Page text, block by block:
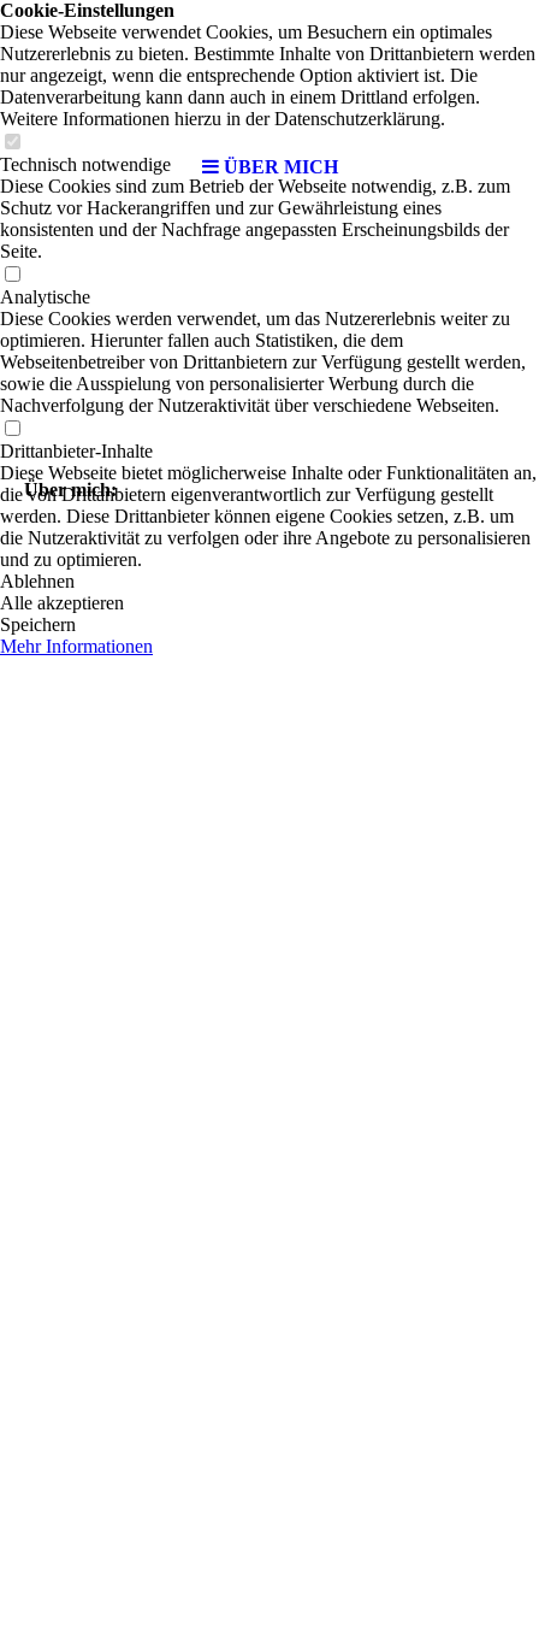
ÜBER MICH
Über mich:
Cookie-Einstellungen
Diese Webseite verwendet Cookies, um Besuchern ein optimales
Nutzererlebnis zu bieten. Bestimmte Inhalte von Drittanbietern werden
nur angezeigt, wenn die entsprechende Option aktiviert ist. Die
Datenverarbeitung kann dann auch in einem Drittland erfolgen.
Weitere Informationen hierzu in der Datenschutzerklärung.
Technisch notwendige
Diese Cookies sind zum Betrieb der Webseite notwendig, z.B. zum
Schutz vor Hackerangriffen und zur Gewährleistung eines
konsistenten und der Nachfrage angepassten Erscheinungsbilds der
Seite.
Analytische
Diese Cookies werden verwendet, um das Nutzererlebnis weiter zu
optimieren. Hierunter fallen auch Statistiken, die dem
Webseitenbetreiber von Drittanbietern zur Verfügung gestellt werden,
sowie die Ausspielung von personalisierter Werbung durch die
Nachverfolgung der Nutzeraktivität über verschiedene Webseiten.
Drittanbieter-Inhalte
Diese Webseite bietet möglicherweise Inhalte oder Funktionalitäten an,
die von Drittanbietern eigenverantwortlich zur Verfügung gestellt
werden. Diese Drittanbieter können eigene Cookies setzen, z.B. um
die Nutzeraktivität zu verfolgen oder ihre Angebote zu personalisieren
und zu optimieren.
Ablehnen
Alle akzeptieren
Speichern
Mehr Informationen